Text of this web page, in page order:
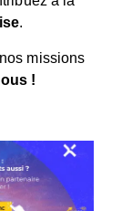
.
missions
!